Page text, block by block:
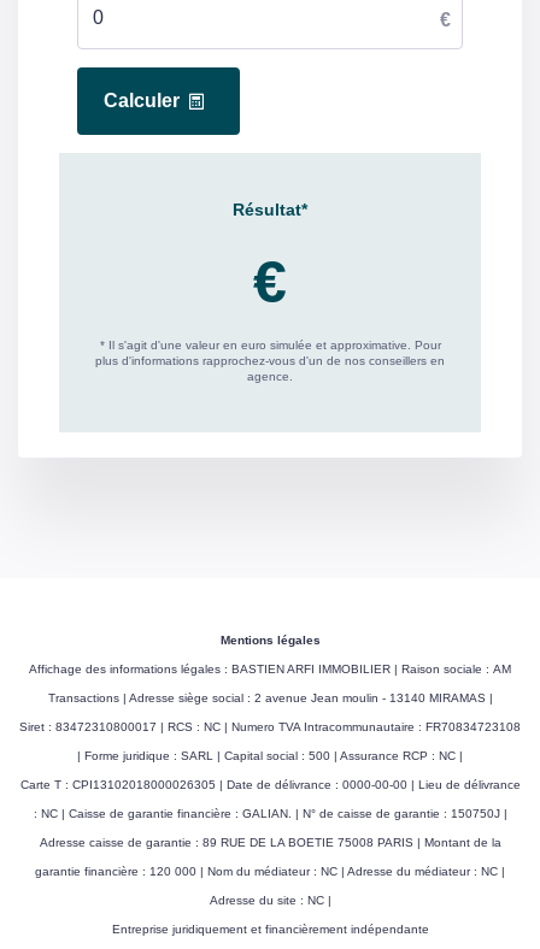
Mentions légales
Affichage des informations légales : BASTIEN ARFI IMMOBILIER | Raison sociale : AM
Transactions | Adresse siège social : 2 avenue Jean moulin - 13140 MIRAMAS |
Siret : 83472310800017 | RCS : NC | Numero TVA Intracommunautaire : FR70834723108
| Forme juridique : SARL | Capital social : 500 | Assurance RCP : NC |
Carte T : CPI13102018000026305 | Date de délivrance : 0000-00-00 | Lieu de délivrance
: NC | Caisse de garantie financière : GALIAN. | N° de caisse de garantie : 150750J |
Adresse caisse de garantie : 89 RUE DE LA BOETIE 75008 PARIS | Montant de la
garantie financière : 120 000 | Nom du médiateur : NC | Adresse du médiateur : NC |
Adresse du site : NC |
Entreprise juridiquement et financièrement indépendante